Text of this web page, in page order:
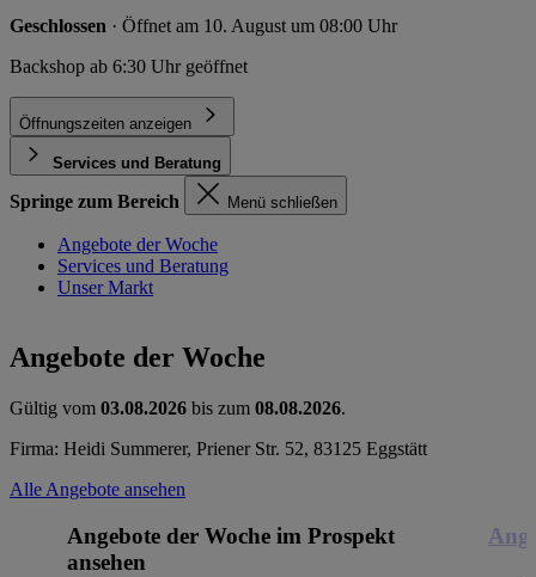
Geschlossen · Öffnet am 10. August um 08:00 Uhr
Backshop ab 6:30 Uhr geöffnet
Öffnungszeiten anzeigen
Services und Beratung
Springe zum Bereich Menü schließen
Angebote der Woche
Services und Beratung
Unser Markt
Angebote der Woche
Gültig vom 03.08.2026 bis zum 08.08.2026.
Firma: Heidi Summerer, Priener Str. 52, 83125 Eggstätt
Alle Angebote ansehen
Angebote der Woche im Prospekt
ansehen